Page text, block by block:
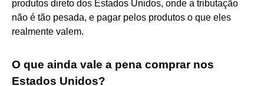
produtos direto dos Estados Unidos, onde a tributação
não é tão pesada, e pagar pelos produtos o que eles
realmente valem.
O que ainda vale a pena comprar nos
Estados Unidos?